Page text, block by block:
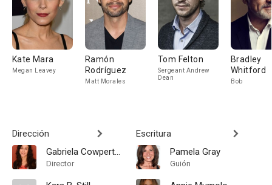
Kate Mara
Megan Leavey
Ramón
Rodríguez
Matt Morales
Tom Felton
Sergeant Andrew
Dean
Bradley
Whitford
Bob
Dirección
Gabriela Cowperthwaite
Director
Escritura
Pamela Gray
Guión